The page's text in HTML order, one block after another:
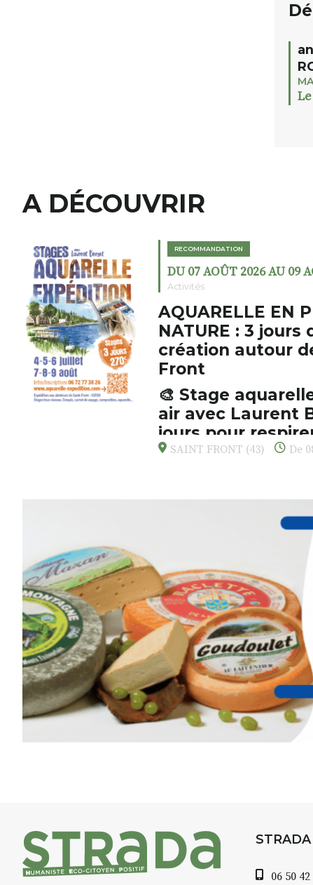
A DÉCOUVRIR
RECOMMANDATION
DU 07 AOÛT 2026 AU 09
Activités
AQUARELLE EN
NATURE : 3 jours
création autour
Front
🎨 Stage
air avec Laurent
jours pour
s’émerveiller
paysages de Haute-Loire ?
vous
,
niveaux, dans un cadre naturel
inspirantautour de Saint-Front
minutes du Puy-en-Velay.
Pendant3 jours, vous
l’instant :
Croquis, carnet de voyage,
aquarelle, encre, ou contenu
Le programme :
8h : rendez-vous au point de
Et si le temps se gâte : un
permettra de continuer à créer.
SAINT FRONT (43) De
STRADA
06 50